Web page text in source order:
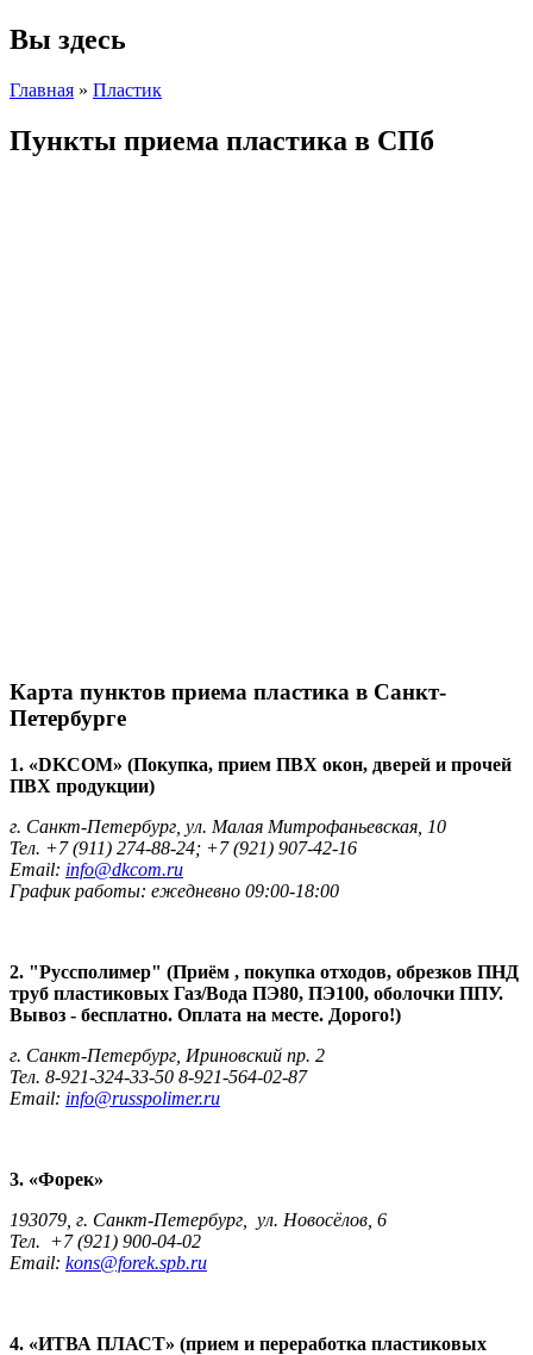
Вы здесь
Главная » Пластик
Пункты приема пластика в СПб
Карта пунктов приема пластика в Санкт-
Петербурге
1. «DKCOM» (Покупка, прием ПВХ окон, дверей и прочей
ПВХ продукции)
г. Санкт-Петербург, ул. Малая Митрофаньевская, 10
Тел. +7 (911) 274-88-24; +7 (921) 907-42-16
Email: info@dkcom.ru
График работы: ежедневно 09:00-18:00
2. "Руссполимер" (Приём , покупка отходов, обрезков ПНД
труб пластиковых Газ/Вода ПЭ80, ПЭ100, оболочки ППУ.
Вывоз - бесплатно. Оплата на месте. Дорого!)
г. Санкт-Петербург, Ириновский пр. 2
Тел. 8-921-324-33-50 8-921-564-02-87
Email: info@russpolimer.ru
3. «Форек»
193079, г. Санкт-Петербург, ул. Новосёлов, 6
Тел. +7 (921) 900-04-02
Email: kons@forek.spb.ru
4. «ИТВА ПЛАСТ» (прием и переработка пластиковых